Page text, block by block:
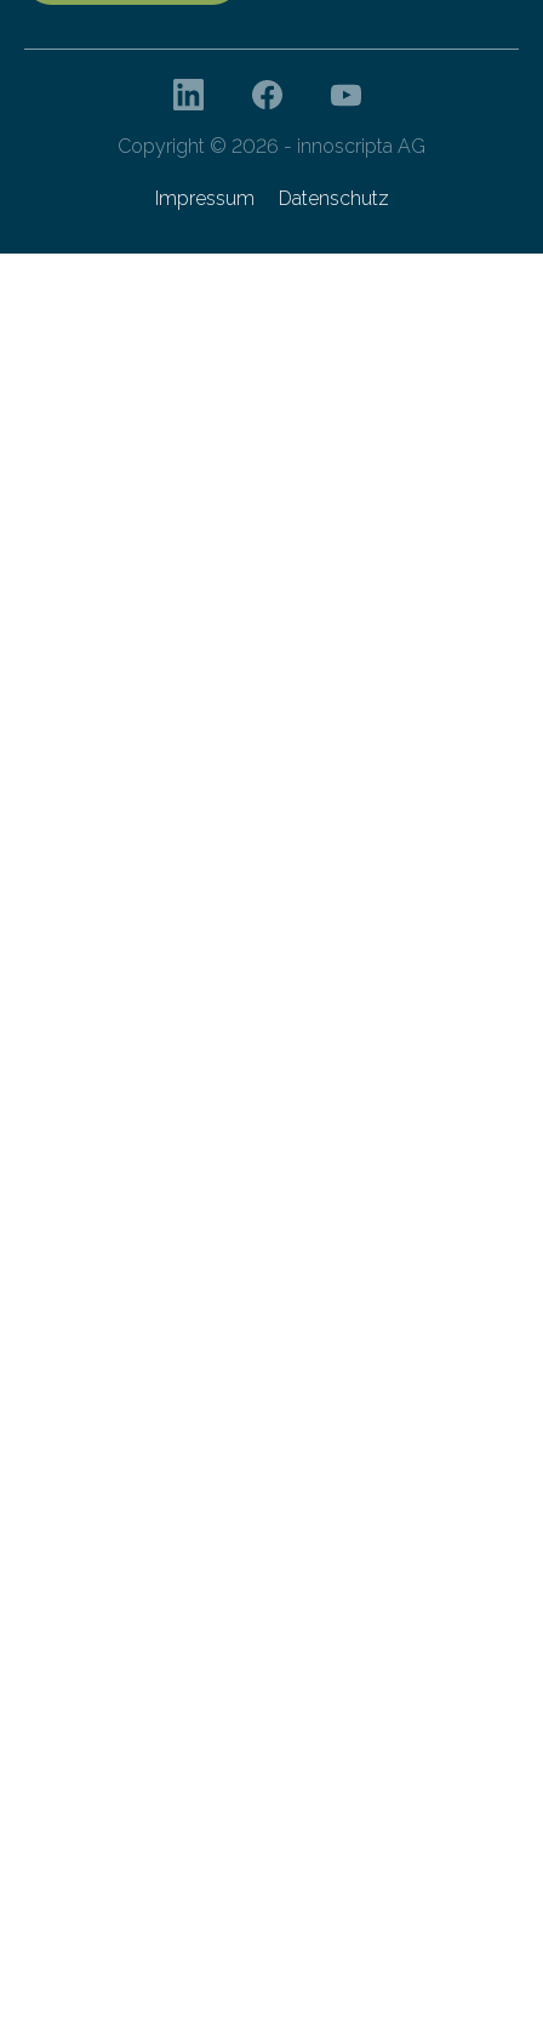
Copyright © 2026 - innoscripta AG
Impressum Datenschutz